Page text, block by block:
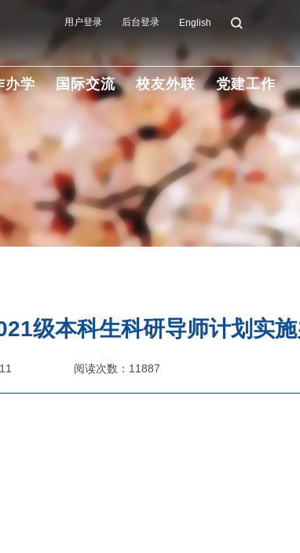
办学 国际交流 校友外联 党建工作
用户登录 后台登录 English
级本科生科研导师计划实
阅读次数：11887